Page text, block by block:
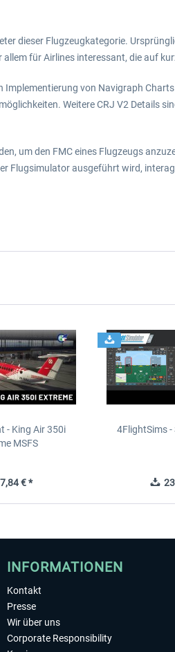
dieser Flugzeugkategorie.
für Airlines interessant, die auf
von Navigraph
Weitere CRJ V2 Details
um den FMC eines Flugzeugs
Flugsimulator ausgeführt wird,
- King Air 350i
MSFS
€ *
4FlightSims -
INFORMATIONEN
Kontakt
Presse
Wir über uns
Corporate Responsibility